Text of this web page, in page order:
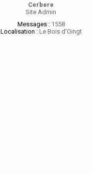
Cerbere
Site Admin
Messages : 1558
Localisation :Le Bois d'Oingt